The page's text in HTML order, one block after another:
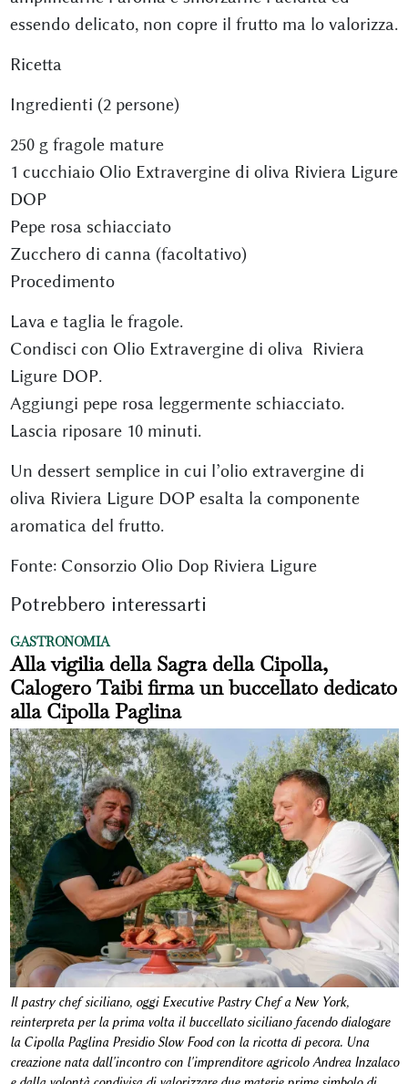
essendo delicato, non copre il frutto ma lo valorizza.
Ricetta
Ingredienti (2 persone)
250 g fragole mature
1 cucchiaio Olio Extravergine di oliva Riviera Ligure
DOP
Pepe rosa schiacciato
Zucchero di canna (facoltativo)
Procedimento
Lava e taglia le fragole.
Condisci con Olio Extravergine di oliva Riviera
Ligure DOP.
Aggiungi pepe rosa leggermente schiacciato.
Lascia riposare 10 minuti.
Un dessert semplice in cui l’olio extravergine di
oliva Riviera Ligure DOP esalta la componente
aromatica del frutto.
Fonte: Consorzio Olio Dop Riviera Ligure
Potrebbero interessarti
GASTRONOMIA
Alla vigilia della Sagra della Cipolla,
Calogero Taibi firma un buccellato dedicato
alla Cipolla Paglina
Il pastry chef siciliano, oggi Executive Pastry Chef a New York,
reinterpreta per la prima volta il buccellato siciliano facendo dialogare
la Cipolla Paglina Presidio Slow Food con la ricotta di pecora. Una
creazione nata dall'incontro con l'imprenditore agricolo Andrea Inzalaco